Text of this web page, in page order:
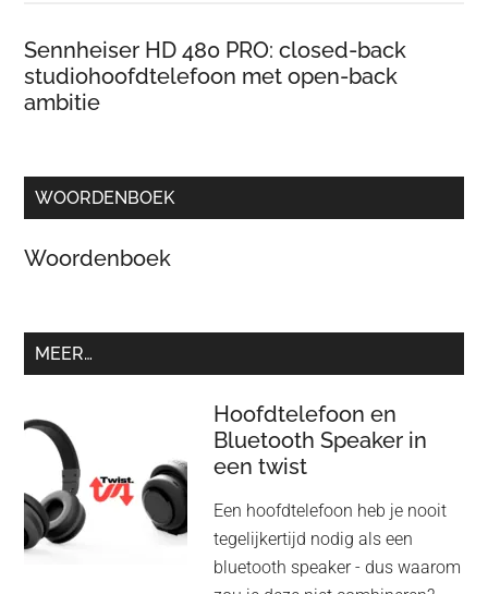
Sennheiser HD 480 PRO: closed-back
studiohoofdtelefoon met open-back
ambitie
WOORDENBOEK
Woordenboek
MEER…
Hoofdtelefoon en
Bluetooth Speaker in
een twist
Een hoofdtelefoon heb je nooit
tegelijkertijd nodig als een
bluetooth speaker - dus waarom